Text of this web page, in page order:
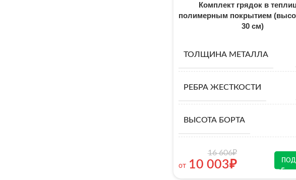
Комплект грядок в
полимерным покрытием
30 см)
ТОЛЩИНА МЕТАЛЛА
РЕБРА ЖЕСТКОСТИ
ВЫСОТА БОРТА
от
16 606₽
10 003₽